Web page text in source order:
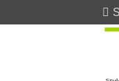
to